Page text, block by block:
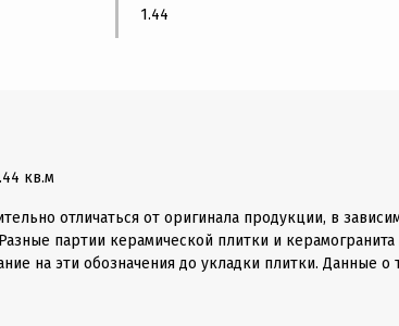
1.44
кв.м
отличаться от оригинала продукции, в
партии керамической плитки и керамогранита
на эти обозначения до укладки плитки. Данные о